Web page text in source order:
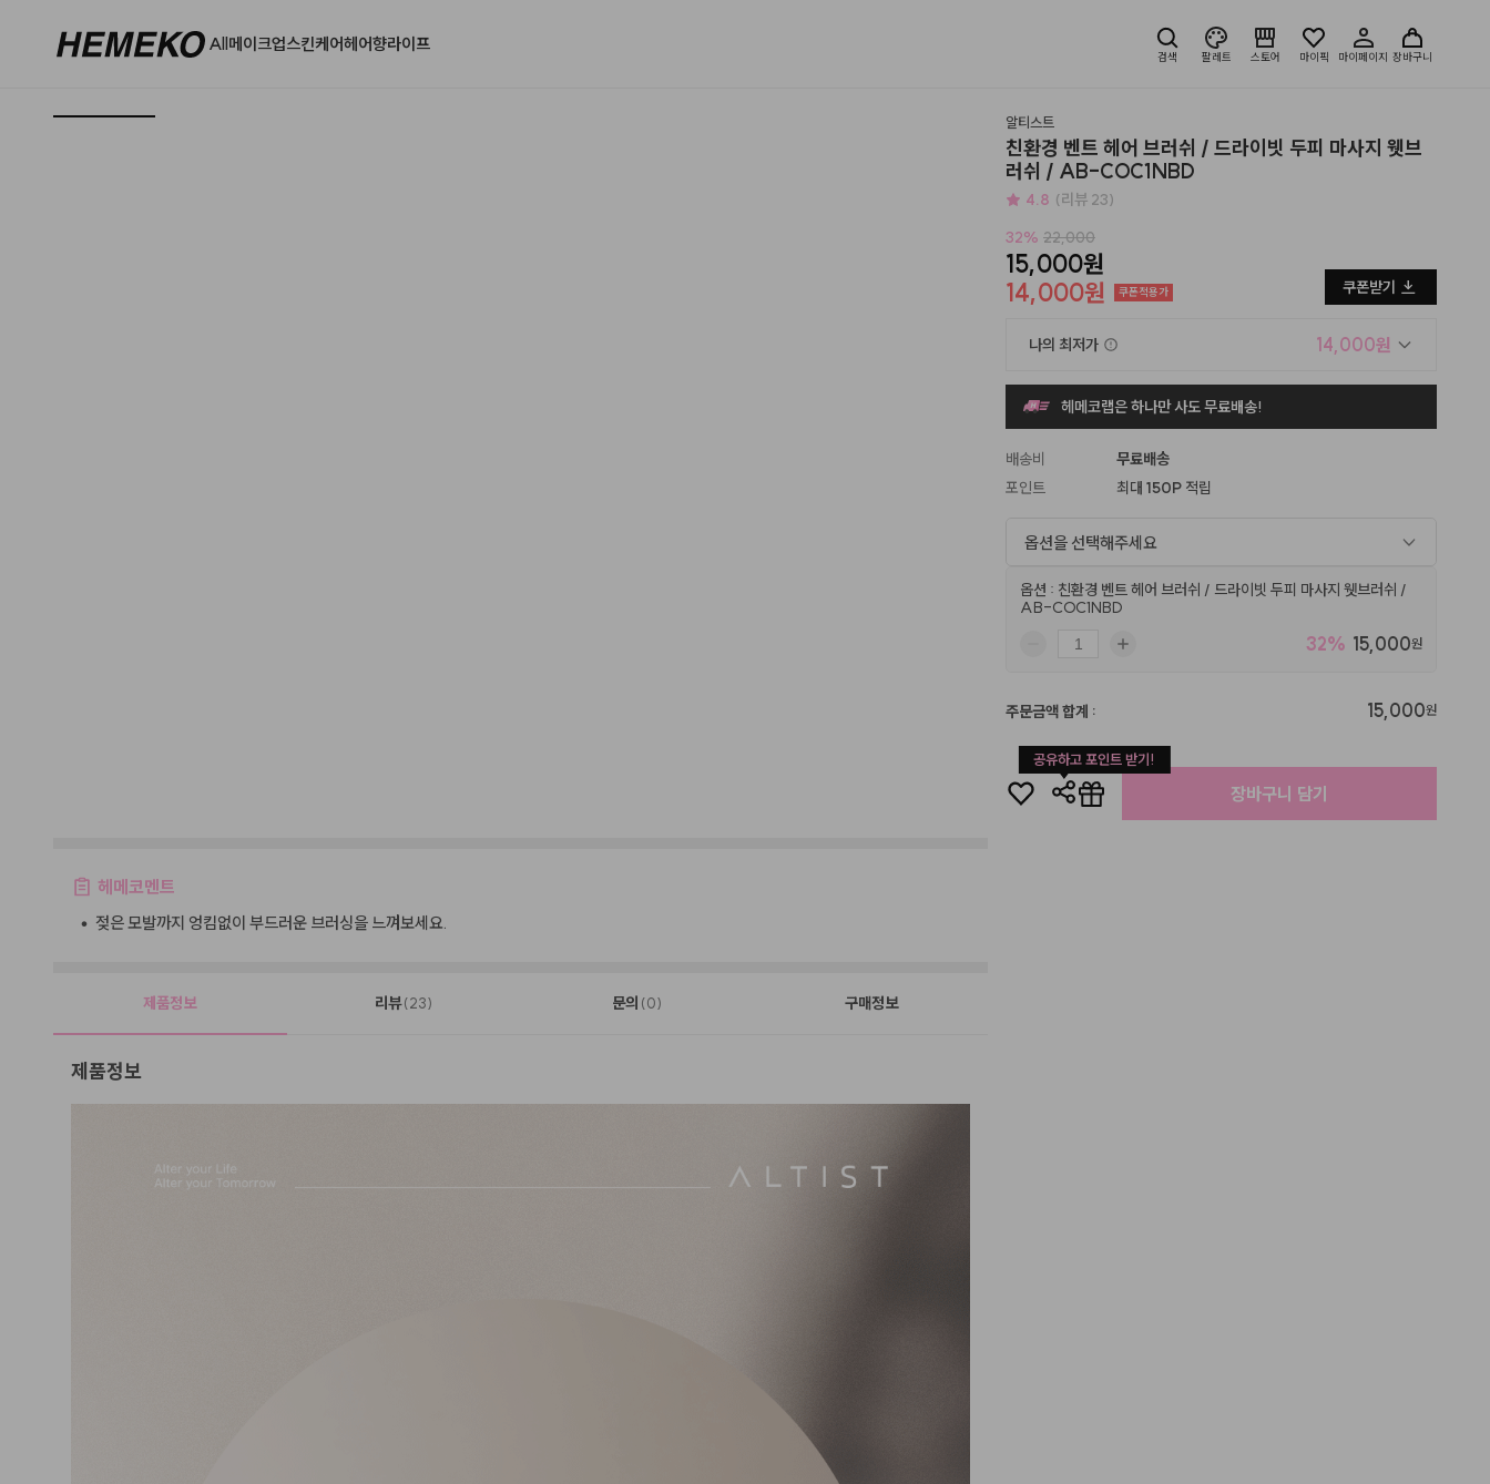
All메이크업스킨케어헤어향라이프
검색 팔레트 스토어 마이픽 마이페이지 장바구니
헤메코멘트
• 젖은 모발까지 엉킴없이 부드러운 브러싱을 느껴보세요.
제품정보 리뷰(23) 문의 (0) 구매정보
제품정보
알티스트
친환경 벤트 헤어 브러쉬 / 드라이빗 두피 마사지 웻브
러쉬 / AB-COC1NBD
4.8 (리뷰 23)
32% 22,000
15,000원
14,000원
쿠폰적용가 쿠폰받기
나의 최저가 14,000원
헤메코랩은 하나만 사도 무료배송!
배송비
무료배송
포인트
최대 150P 적립
옵션을 선택해주세요
옵션 : 친환경 벤트 헤어 브러쉬 / 드라이빗 두피 마사지 웻브러쉬 /
AB-COC1NBD
32% 15,000원
주문금액 합계 : 15,000원
공유하고 포인트 받기!
장바구니 담기